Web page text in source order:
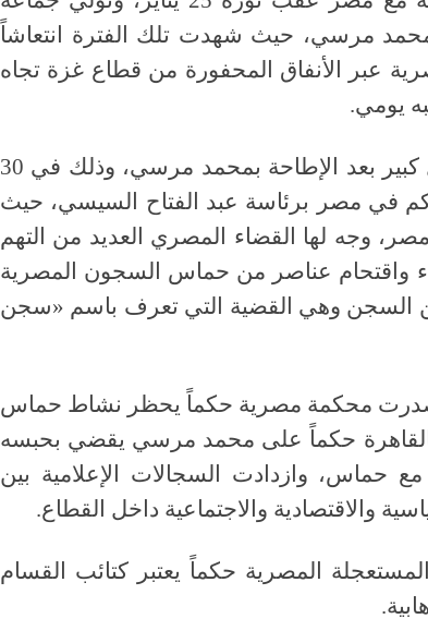
مرسي، حيث شهدت تلك الفترة انتعاشاً
عبر الأنفاق المحفورة من قطاع غزة تجاه
يومي.
ولكن سرعان ما توترت تلك العلاقة بشكل كبير بعد الإطاحة بمحمد مرسي، وذلك في 30
الحكم في مصر برئاسة عبد الفتاح السيسي، حيث
لها القضاء المصري العديد من التهم
واقتحام عناصر من حماس السجون المصرية
السجن وهي القضية التي تعرف باسم «سجن
بعدما أصدرت محكمة مصرية حكماً يحظر نشاط حماس
حكماً على محمد مرسي يقضي بحبسه
مع حماس، وازدادت السجالات الإعلامية بين
والاقتصادية والاجتماعية داخل القطاع.
المستعجلة المصرية حكماً يعتبر كتائب القسام